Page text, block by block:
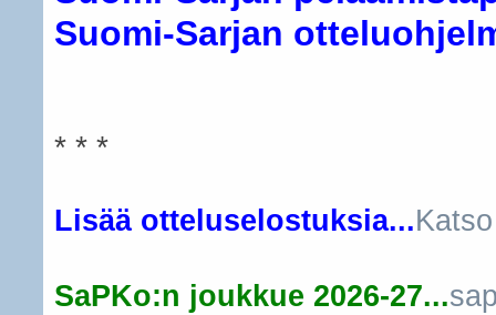
Suomi-Sarjan
* * *
Lisää otteluselostuksia...
SaPKo:n joukkue 2026-27...